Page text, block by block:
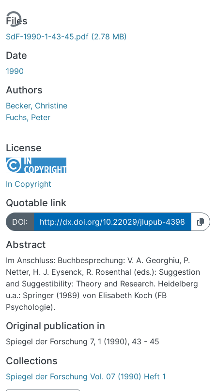
Files
SdF-1990-1-43-45.pdf (2.78 MB)
Date
1990
Authors
Becker, Christine
Fuchs, Peter
License
In Copyright
Quotable link
DOI: http://dx.doi.org/10.22029/jlupub-4398
Abstract
Im Anschluss: Buchbesprechung: V. A. Georghiu, P.
Netter, H. J. Eysenck, R. Rosenthal (eds.): Suggestion
and Suggestibility: Theory and Research. Heidelberg
u.a.: Springer (1989) von Elisabeth Koch (FB
Psychologie).
Original publication in
Spiegel der Forschung 7, 1 (1990), 43 - 45
Collections
Spiegel der Forschung Vol. 07 (1990) Heft 1